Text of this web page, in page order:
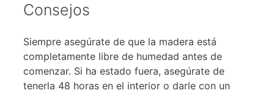
Consejos
Siempre asegúrate de que la madera está
completamente libre de humedad antes de
comenzar. Si ha estado fuera, asegúrate de
tenerla 48 horas en el interior o darle con un